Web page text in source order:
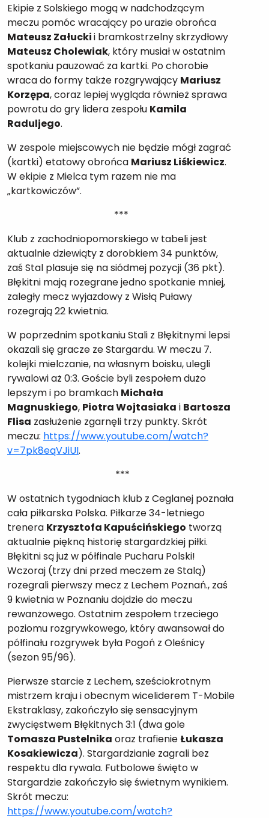
Ekipie z Solskiego mogą w nadchodzącym
meczu pomóc wracający po urazie obrońca
Mateusz Załuckii bramkostrzelny skrzydłowy
Mateusz Cholewiak, który musiał w ostatnim
spotkaniu pauzować za kartki. Po chorobie
wraca do formy także rozgrywający Mariusz
Korzępa, coraz lepiej wygląda również sprawa
powrotu do gry lidera zespołu Kamila
Raduljego.
W zespole miejscowych nie będzie mógł zagrać
(kartki) etatowy obrońca Mariusz Liśkiewicz.
W ekipie z Mielca tym razem nie ma
„kartkowiczów”.
***
Klub z zachodniopomorskiego w tabeli jest
aktualnie dziewiąty z dorobkiem 34 punktów,
zaś Stal plasuje się na siódmej pozycji (36 pkt).
Błękitni mają rozegrane jedno spotkanie mniej,
zaległy mecz wyjazdowy z Wisłą Puławy
rozegrają 22 kwietnia.
W poprzednim spotkaniu Stali z Błękitnymi lepsi
okazali się gracze ze Stargardu. W meczu 7.
kolejki mielczanie, na własnym boisku, ulegli
rywalowi aż 0:3. Goście byli zespołem dużo
lepszym i po bramkach Michała
Magnuskiego, Piotra Wojtasiaka i Bartosza
Flisa zasłużenie zgarnęli trzy punkty. Skrót
meczu: https://www.youtube.com/watch?
v=7pk8eqVJiUI.
***
W ostatnich tygodniach klub z Ceglanej poznała
cała piłkarska Polska. Piłkarze 34-letniego
trenera Krzysztofa Kapuścińskiego tworzą
aktualnie piękną historię stargardzkiej piłki.
Błękitni są już w półfinale Pucharu Polski!
Wczoraj (trzy dni przed meczem ze Stalą)
rozegrali pierwszy mecz z Lechem Poznań., zaś
9 kwietnia w Poznaniu dojdzie do meczu
rewanżowego. Ostatnim zespołem trzeciego
poziomu rozgrywkowego, który awansował do
półfinału rozgrywek była Pogoń z Oleśnicy
(sezon 95/96).
Pierwsze starcie z Lechem, sześciokrotnym
mistrzem kraju i obecnym wiceliderem T-Mobile
Ekstraklasy, zakończyło się sensacyjnym
zwycięstwem Błękitnych 3:1 (dwa gole
Tomasza Pustelnika oraz trafienie Łukasza
Kosakiewicza). Stargardzianie zagrali bez
respektu dla rywala. Futbolowe święto w
Stargardzie zakończyło się świetnym wynikiem.
Skrót meczu:
https://www.youtube.com/watch?